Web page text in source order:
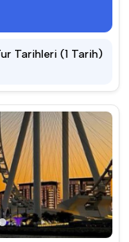
Tarihleri (1 Tarih)